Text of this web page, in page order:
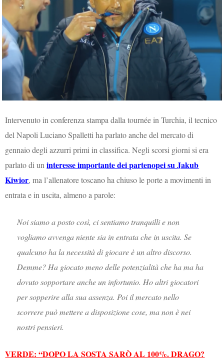
Intervenuto in conferenza stampa dalla tournée in Turchia, il tecnico
del Napoli Luciano Spalletti ha parlato anche del mercato di
gennaio degli azzurri primi in classifica. Negli scorsi giorni si era
parlato di uninteresse importante dei partenopei su Jakub
Kiwior, ma l’allenatore toscano ha chiuso le porte a movimenti in
entrata e in uscita, almeno a parole:
Noi siamo a posto così, ci sentiamo tranquilli e non
vogliamo avvenga niente sia in entrata che in uscita. Se
qualcuno ha la necessità di giocare è un altro discorso.
Demme? Ha giocato meno delle potenzialità che ha ma ha
dovuto sopportare anche un infortunio. Ho altri giocatori
per sopperire alla sua assenza. Poi il mercato nello
scorrere può mettere a disposizione cose, ma non è nei
nostri pensieri.
VERDE: “DOPO LA SOSTA SARÒ AL 100%. DRAGO?